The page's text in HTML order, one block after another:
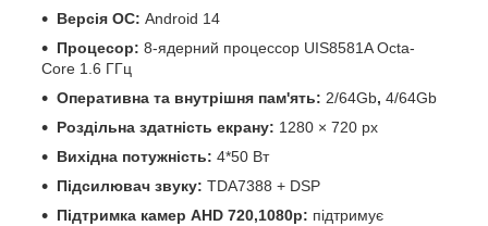
Версія ОС: Android 14
Процесор: 8-ядерний процессор UIS8581A Octa-
Core 1.6 ГГц
Оперативна та внутрішня пам'ять: 2/64Gb, 4/64Gb
Роздільна здатність екрану: 1280 × 720 px
Вихідна потужність: 4*50 Вт
Підсилювач звуку: TDA7388 + DSP
Підтримка камер AHD 720,1080р: підтримує